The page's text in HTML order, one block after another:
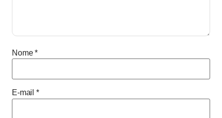
Nome*
E-mail *